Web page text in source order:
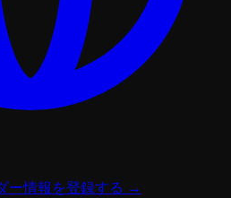
ー情報を登録する →